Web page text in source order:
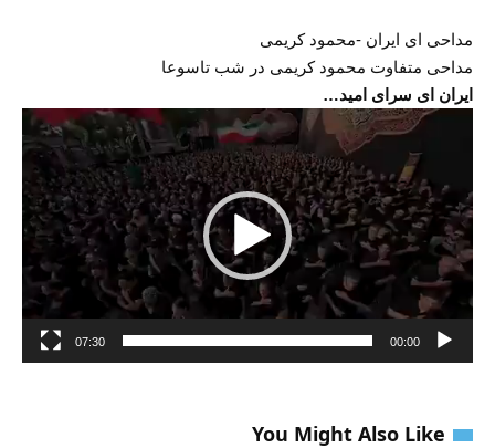
مداحی ای ایران -محمود کریمی
مداحی متفاوت محمود کریمی در شب تاسوعا
ایران ای سرای امید…
نمایشگر
00:00
07:30
You Might Also Like